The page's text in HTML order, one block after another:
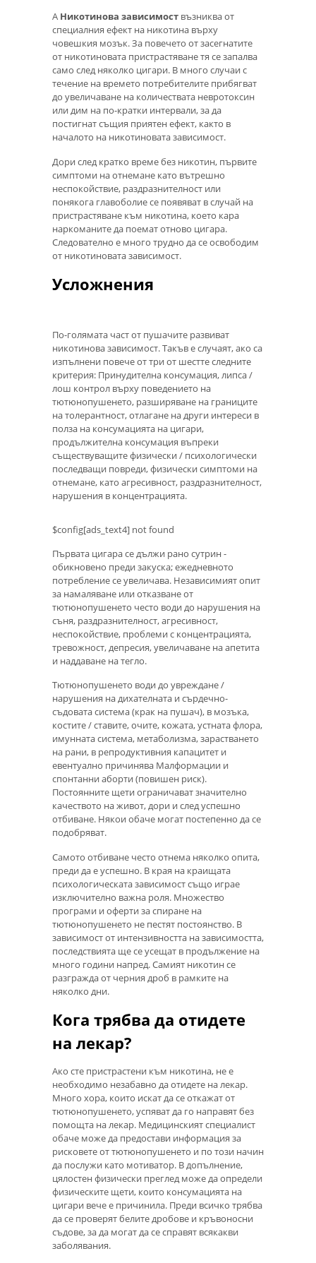
А Никотинова зависимост възниква от
специалния ефект на никотина върху
човешкия мозък. За повечето от засегнатите
от никотиновата пристрастяване тя се запалва
само след няколко цигари. В много случаи с
течение на времето потребителите прибягват
до увеличаване на количествата невротоксин
или дим на по-кратки интервали, за да
постигнат същия приятен ефект, както в
началото на никотиновата зависимост.
Дори след кратко време без никотин, първите
симптоми на отнемане като вътрешно
неспокойствие, раздразнителност или
понякога главоболие се появяват в случай на
пристрастяване към никотина, което кара
наркоманите да поемат отново цигара.
Следователно е много трудно да се освободим
от никотиновата зависимост.
Усложнения
По-голямата част от пушачите развиват
никотинова зависимост. Такъв е случаят, ако са
изпълнени повече от три от шестте следните
критерия: Принудителна консумация, липса /
лош контрол върху поведението на
тютюнопушенето, разширяване на границите
на толерантност, отлагане на други интереси в
полза на консумацията на цигари,
продължителна консумация въпреки
съществуващите физически / психологически
последващи повреди, физически симптоми на
отнемане, като агресивност, раздразнителност,
нарушения в концентрацията.
$config[ads_text4] not found
Първата цигара се дължи рано сутрин -
обикновено преди закуска; ежедневното
потребление се увеличава. Независимият опит
за намаляване или отказване от
тютюнопушенето често води до нарушения на
съня, раздразнителност, агресивност,
неспокойствие, проблеми с концентрацията,
тревожност, депресия, увеличаване на апетита
и наддаване на тегло.
Тютюнопушенето води до увреждане /
нарушения на дихателната и сърдечно-
съдовата система (крак на пушач), в мозъка,
костите / ставите, очите, кожата, устната флора,
имунната система, метаболизма, зарастването
на рани, в репродуктивния капацитет и
евентуално причинява Малформации и
спонтанни аборти (повишен риск).
Постоянните щети ограничават значително
качеството на живот, дори и след успешно
отбиване. Някои обаче могат постепенно да се
подобряват.
Самото отбиване често отнема няколко опита,
преди да е успешно. В края на краищата
психологическата зависимост също играе
изключително важна роля. Множество
програми и оферти за спиране на
тютюнопушенето не пестят постоянство. В
зависимост от интензивността на зависимостта,
последствията ще се усещат в продължение на
много години напред. Самият никотин се
разгражда от черния дроб в рамките на
няколко дни.
Кога трябва да отидете
на лекар?
Ако сте пристрастени към никотина, не е
необходимо незабавно да отидете на лекар.
Много хора, които искат да се откажат от
тютюнопушенето, успяват да го направят без
помощта на лекар. Медицинският специалист
обаче може да предостави информация за
рисковете от тютюнопушенето и по този начин
да послужи като мотиватор. В допълнение,
цялостен физически преглед може да определи
физическите щети, които консумацията на
цигари вече е причинила. Преди всичко трябва
да се проверят белите дробове и кръвоносни
съдове, за да могат да се справят всякакви
заболявания.